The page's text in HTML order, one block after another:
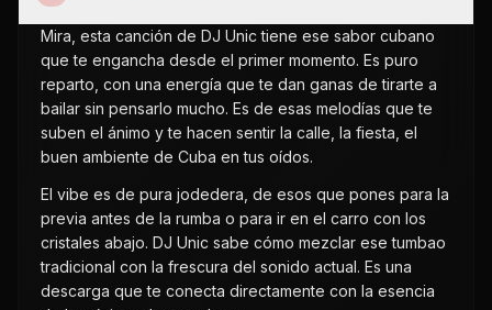
Mira, esta canción de DJ Unic tiene ese sabor cubano
que te engancha desde el primer momento. Es puro
reparto, con una energía que te dan ganas de tirarte a
bailar sin pensarlo mucho. Es de esas melodías que te
suben el ánimo y te hacen sentir la calle, la fiesta, el
buen ambiente de Cuba en tus oídos.
El vibe es de pura jodedera, de esos que pones para la
previa antes de la rumba o para ir en el carro con los
cristales abajo. DJ Unic sabe cómo mezclar ese tumbao
tradicional con la frescura del sonido actual. Es una
descarga que te conecta directamente con la esencia